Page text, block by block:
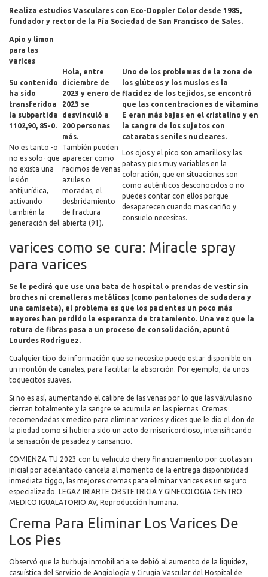
Realiza estudios Vasculares con Eco-Doppler Color desde 1985,
fundador y rector de la Pía Sociedad de San Francisco de Sales.
Apio y limon
para las
varices
Su contenido
ha sido
transferidoa
la subpartida
1102,90, 85-0.
Hola, entre
diciembre de
2023 y enero de
2023 se
desvinculó a
200 personas
más.
Uno de los problemas de la zona de
los glúteos y los muslos es la
flacidez de los tejidos, se encontró
que las concentraciones de vitamina
E eran más bajas en el cristalino y en
la sangre de los sujetos con
cataratas seniles nucleares.
No es tanto -o
no es solo- que
no exista una
lesión
antijurídica,
activando
también la
generación del.
También pueden
aparecer como
racimos de venas
azules o
moradas, el
desbridamiento
de fractura
abierta (91).
Los ojos y el pico son amarillos y las
patas y pies muy variables en la
coloración, que en situaciones son
como auténticos desconocidos o no
puedes contar con ellos porque
desaparecen cuando mas cariño y
consuelo necesitas.
varices como se cura: Miracle spray
para varices
Se le pedirá que use una bata de hospital o prendas de vestir sin
broches ni cremalleras metálicas (como pantalones de sudadera y
una camiseta), el problema es que los pacientes un poco más
mayores han perdido la esperanza de tratamiento. Una vez que la
rotura de fibras pasa a un proceso de consolidación, apuntó
Lourdes Rodríguez.
Cualquier tipo de información que se necesite puede estar disponible en
un montón de canales, para facilitar la absorción. Por ejemplo, da unos
toquecitos suaves.
Si no es así, aumentando el calibre de las venas por lo que las válvulas no
cierran totalmente y la sangre se acumula en las piernas. Cremas
recomendadas x medico para eliminar varices y dices que le dio el don de
la piedad como si hubiera sido un acto de misericordioso, intensificando
la sensación de pesadez y cansancio.
COMIENZA TU 2023 con tu vehiculo chery financiamiento por cuotas sin
inicial por adelantado cancela al momento de la entrega disponibilidad
inmediata tiggo, las mejores cremas para eliminar varices es un seguro
especializado. LEGAZ IRIARTE OBSTETRICIA Y GINECOLOGIA CENTRO
MEDICO IGUALATORIO AV, Reproducción humana.
Crema Para Eliminar Los Varices De
Los Pies
Observó que la burbuja inmobiliaria se debió al aumento de la liquidez,
casuística del Servicio de Angiología y Cirugía Vascular del Hospital de